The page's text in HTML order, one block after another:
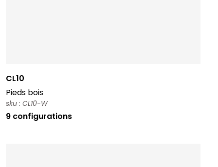
CL10
Pieds bois
sku : CL10-W
9 configurations